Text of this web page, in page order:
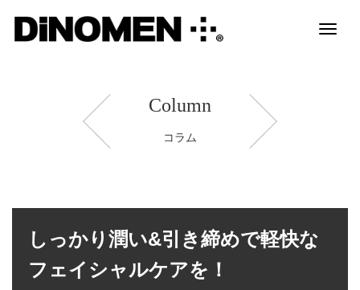
Toggle
Column
コラム
しっかり潤い&引き締めで軽快な
フェイシャルケアを！